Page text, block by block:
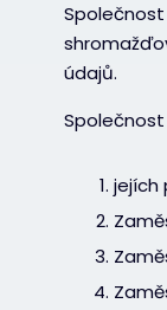
Společnost
údajů.
jejích